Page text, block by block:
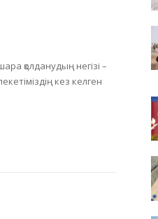
қолданудың негізі –
кез келген